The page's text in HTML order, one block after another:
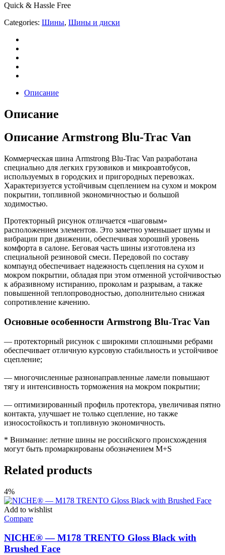
Quick & Hassle Free
Categories: Шины, Шины и диски
Описание
Описание
Описание Armstrong Blu-Trac Van
Коммерческая шина Armstrong Blu-Trac Van разработана
специально для легких грузовиков и микроавтобусов,
используемых в городских и пригородных перевозках.
Характеризуется устойчивым сцеплением на сухом и мокром
покрытии, топливной экономичностью и большой
ходимостью.
Протекторный рисунок отличается «шаговым»
расположением элементов. Это заметно уменьшает шумы и
вибрации при движении, обеспечивая хороший уровень
комфорта в салоне. Беговая часть шины изготовлена из
специальной резиновой смеси. Передовой по составу
компаунд обеспечивает надежность сцепления на сухом и
мокром покрытии, обладая при этом отменной устойчивостью
к абразивному истиранию, проколам и разрывам, а также
повышенной теплопроводностью, дополнительно снижая
сопротивление качению.
Основные особенности Armstrong Blu-Trac Van
— протекторный рисунок с широкими сплошными ребрами
обеспечивает отличную курсовую стабильность и устойчивое
сцепление;
— многочисленные разнонаправленные ламели повышают
тягу и интенсивность торможения на мокром покрытии;
— оптимизированный профиль протектора, увеличивая пятно
контакта, улучшает не только сцепление, но также
износостойкость и топливную экономичность.
* Внимание: летние шины не российского происхождения
могут быть промаркированы обозначением M+S
Related products
4%
Add to wishlist
Compare
NICHE® — M178 TRENTO Gloss Black with
Brushed Face